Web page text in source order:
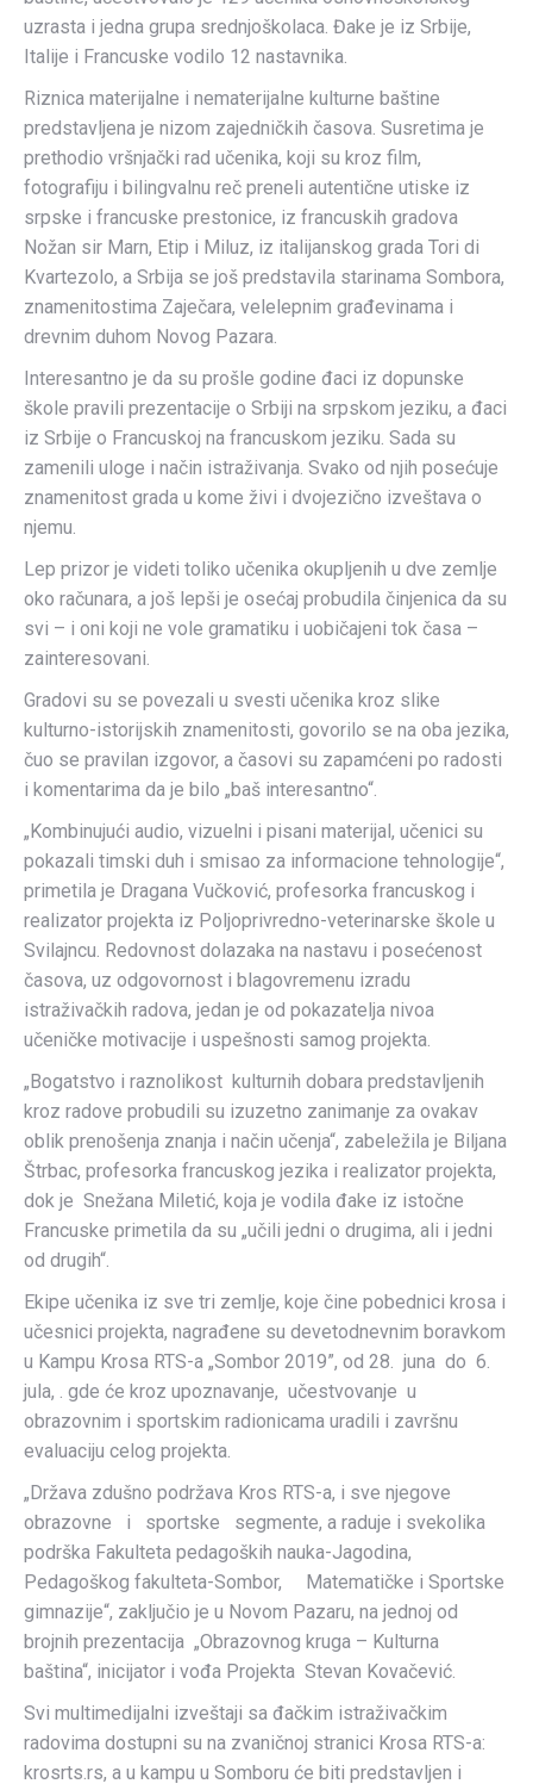
uzrasta i jedna grupa srednjoškolaca. Đake je iz Srbije,
Italije i Francuske vodilo 12 nastavnika.
Riznica materijalne i nematerijalne kulturne baštine
predstavljena je nizom zajedničkih časova. Susretima je
prethodio vršnjački rad učenika, koji su kroz film,
fotografiju i bilingvalnu reč preneli autentične utiske iz
srpske i francuske prestonice, iz francuskih gradova
Nožan sir Marn, Etip i Miluz, iz italijanskog grada Tori di
Kvartezolo, a Srbija se još predstavila starinama Sombora,
znamenitostima Zaječara, velelepnim građevinama i
drevnim duhom Novog Pazara.
Interesantno je da su prošle godine đaci iz dopunske
škole pravili prezentacije o Srbiji na srpskom jeziku, a đaci
iz Srbije o Francuskoj na francuskom jeziku. Sada su
zamenili uloge i način istraživanja. Svako od njih posećuje
znamenitost grada u kome živi i dvojezično izveštava o
njemu.
Lep prizor je videti toliko učenika okupljenih u dve zemlje
oko računara, a još lepši je osećaj probudila činjenica da su
svi – i oni koji ne vole gramatiku i uobičajeni tok časa –
zainteresovani.
Gradovi su se povezali u svesti učenika kroz slike
kulturno-istorijskih znamenitosti, govorilo se na oba jezika,
čuo se pravilan izgovor, a časovi su zapamćeni po radosti
i komentarima da je bilo „baš interesantno“.
„Kombinujući audio, vizuelni i pisani materijal, učenici su
pokazali timski duh i smisao za informacione tehnologije“,
primetila je Dragana Vučković, profesorka francuskog i
realizator projekta iz Poljoprivredno-veterinarske škole u
Svilajncu. Redovnost dolazaka na nastavu i posećenost
časova, uz odgovornost i blagovremenu izradu
istraživačkih radova, jedan je od pokazatelja nivoa
učeničke motivacije i uspešnosti samog projekta.
„Bogatstvo i raznolikost kulturnih dobara predstavljenih
kroz radove probudili su izuzetno zanimanje za ovakav
oblik prenošenja znanja i način učenja“, zabeležila je Biljana
Štrbac, profesorka francuskog jezika i realizator projekta,
dok je Snežana Miletić, koja je vodila đake iz istočne
Francuske primetila da su „učili jedni o drugima, ali i jedni
od drugih“.
Ekipe učenika iz sve tri zemlje, koje čine pobednici krosa i
učesnici projekta, nagrađene su devetodnevnim boravkom
u Kampu Krosa RTS-a „Sombor 2019”, od 28. juna do 6.
jula, . gde će kroz upoznavanje, učestvovanje u
obrazovnim i sportskim radionicama uradili i završnu
evaluaciju celog projekta.
„Država zdušno podržava Kros RTS-a, i sve njegove
obrazovne i sportske segmente, a raduje i svekolika
podrška Fakulteta pedagoških nauka-Jagodina,
Pedagoškog fakulteta-Sombor, Matematičke i Sportske
gimnazije“, zaključio je u Novom Pazaru, na jednoj od
brojnih prezentacija „Obrazovnog kruga – Kulturna
baština“, inicijator i vođa Projekta Stevan Kovačević.
Svi multimedijalni izveštaji sa đačkim istraživačkim
radovima dostupni su na zvaničnoj stranici Krosa RTS-a:
krosrts.rs, a u kampu u Somboru će biti predstavljen i